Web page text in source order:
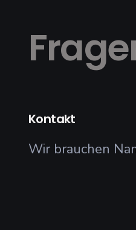
Kontakt
Wir brauchen